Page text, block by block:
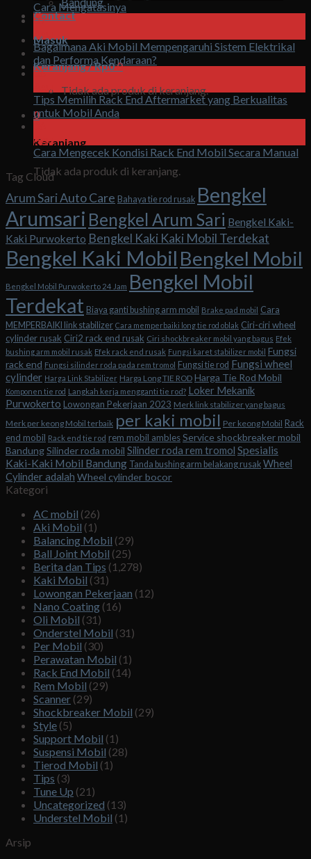
Contact
Masuk
Keranjang /Rp00
Tidak ada produk di keranjang.
0
Keranjang
Tidak ada produk di keranjang.
Cara Mengatasinya
07
Agu
Bagaimana Aki Mobil Mempengaruhi Sistem Elektrikal
dan Performa Kendaraan?
06
Tips Memilih Rack End Aftermarket yang Berkualitas
untuk Mobil Anda
Agu
Cara Mengecek Kondisi Rack End Mobil Secara Manual
Tag Cloud
Arum Sari Auto Care Bahaya tie rod rusak Bengkel
Arumsari Bengkel Arum Sari Bengkel Kaki-
Kaki Purwokerto Bengkel Kaki Kaki Mobil Terdekat
Bengkel Kaki Mobil Bengkel Mobil
Bengkel Mobil Purwokerto 24 Jam Bengkel Mobil
Terdekat Biaya ganti bushing arm mobil Brake pad mobil Cara
MEMPERBAIKI link stabilizer Cara memperbaiki long tie rod oblak Ciri-ciri wheel
cylinder rusak Ciri2 rack end rusak Ciri shockbreaker mobil yang bagus Efek
bushing arm mobil rusak Efek rack end rusak Fungsi karet stabilizer mobil Fungsi
rack end Fungsi silinder roda pada rem tromol Fungsi tie rod Fungsi wheel
cylinder Harga Link Stabilizer Harga Long TIE ROD Harga Tie Rod Mobil
Komponen tie rod Langkah kerja mengganti tie rod? Loker Mekanik
Purwokerto Lowongan Pekerjaan 2023 Merk link stabilizer yang bagus
Merk per keong Mobil terbaik per kaki mobil Per keong Mobil Rack
end mobil Rack end tie rod rem mobil amblesService shockbreaker mobil
BandungSilinder roda mobil Silinder roda rem tromol Spesialis
Kaki-Kaki Mobil Bandung Tanda bushing arm belakang rusak Wheel
Cylinder adalah Wheel cylinder bocor
Kategori
AC mobil (26)
Aki Mobil (1)
Balancing Mobil (29)
Ball Joint Mobil (25)
Berita dan Tips (1,278)
Kaki Mobil (31)
Lowongan Pekerjaan (12)
Nano Coating (16)
Oli Mobil (31)
Onderstel Mobil (31)
Per Mobil (30)
Perawatan Mobil (1)
Rack End Mobil (14)
Rem Mobil (29)
Scanner (29)
Shockbreaker Mobil (29)
Style (5)
Support Mobil (1)
Suspensi Mobil (28)
Tierod Mobil (1)
Tips (3)
Tune Up (21)
Uncategorized (13)
Understel Mobil (1)
Arsip